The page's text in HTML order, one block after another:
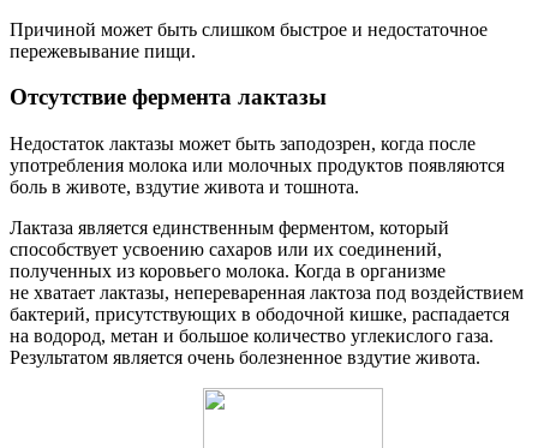
Причиной может быть слишком быстрое и недостаточное
пережевывание пищи.
Отсутствие фермента лактазы
Недостаток лактазы может быть заподозрен, когда после
употребления молока или молочных продуктов появляются
боль в животе, вздутие живота и тошнота.
Лактаза является единственным ферментом, который
способствует усвоению сахаров или их соединений,
полученных из коровьего молока. Когда в организме
не хватает лактазы, непереваренная лактоза под воздействием
бактерий, присутствующих в ободочной кишке, распадается
на водород, метан и большое количество углекислого газа.
Результатом является очень болезненное вздутие живота.